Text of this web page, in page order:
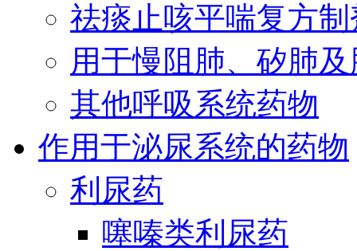
祛痰止咳平喘复方制
用于慢阻肺、矽肺
其他呼吸系统药物
作用于泌尿系统的药物
利尿药
噻嗪类利尿药